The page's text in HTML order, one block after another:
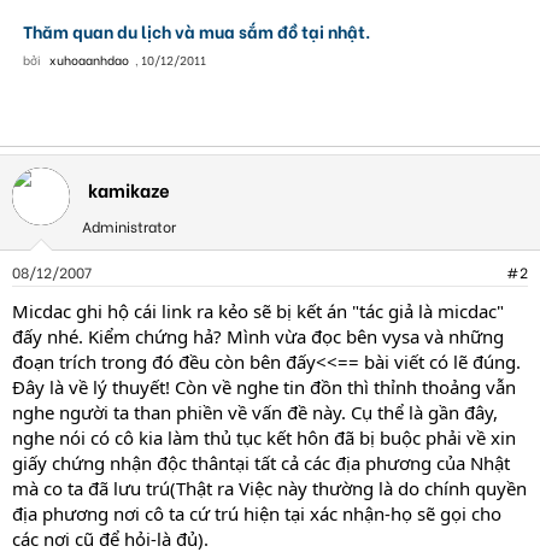
Thăm quan du lịch và mua sắm đồ tại nhật.
bởi xuhoaanhdao , 10/12/2011
kamikaze
Administrator
08/12/2007 #2
Micdac ghi hộ cái link ra kẻo sẽ bị kết án "tác giả là micdac"
đấy nhé. Kiểm chứng hả? Mình vừa đọc bên vysa và những
đoạn trích trong đó đều còn bên đấy<<== bài viết có lẽ đúng.
Đây là về lý thuyết! Còn về nghe tin đồn thì thỉnh thoảng vẫn
nghe người ta than phiền về vấn đề này. Cụ thể là gần đây,
nghe nói có cô kia làm thủ tục kết hôn đã bị buộc phải về xin
giấy chứng nhận độc thântại tất cả các địa phương của Nhật
mà co ta đã lưu trú(Thật ra Việc này thường là do chính quyền
địa phương nơi cô ta cứ trú hiện tại xác nhận-họ sẽ gọi cho
các nơi cũ để hỏi-là đủ).